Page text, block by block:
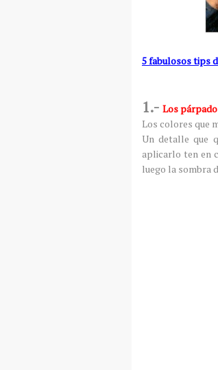
5 fabulosos tips
1.- Los
Los colores que
Un detalle que
aplicarlo ten en
luego la sombra